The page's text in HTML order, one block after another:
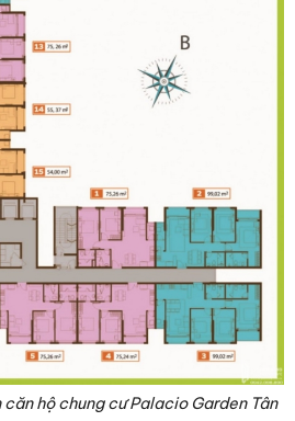
hộ chung cư Palacio Garden Tân